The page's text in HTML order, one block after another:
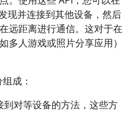
现并连接到其他设备，然后
远距离进行通信。这对于在
多人游戏或照片分享应用）
成：
到对等设备的方法，这些方